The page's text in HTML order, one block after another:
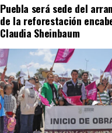
Puebla será sede del
de la reforestación
Claudia Sheinbaum